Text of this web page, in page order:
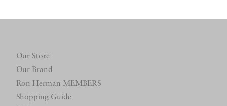
Our Store
Our Brand
Ron Herman MEMBERS
Shopping Guide